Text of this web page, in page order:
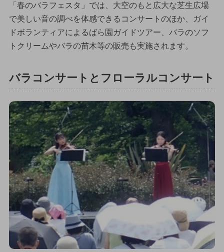
「春のバラフェスタ」では、大空のもと広大な芝生広場
で美しい音の調べを体感できるコンサートのほか、ガイ
ドボランティアによるばら園ガイドツアー、バラのソフ
トクリームやバラの苗木等の販売も実施されます。
バラコンサートとフローラルコンサート